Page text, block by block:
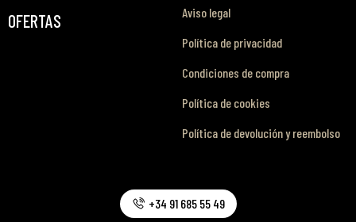
OFERTAS
Aviso legal
Política de privacidad
Condiciones de compra
Política de cookies
Política de devolución y reembolso
+34 91 685 55 49